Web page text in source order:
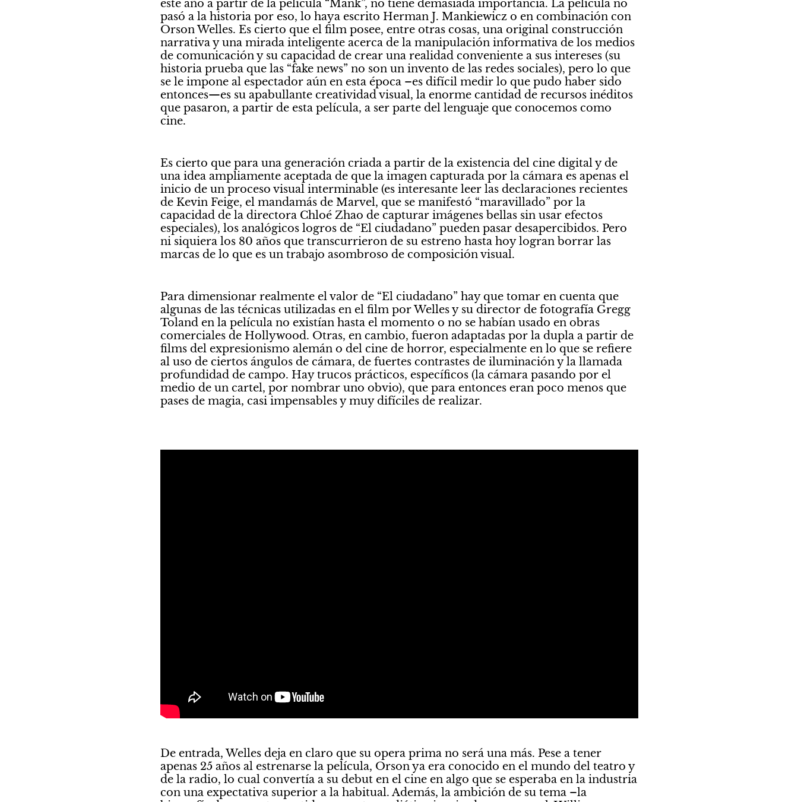
este año a partir de la película “Mank”, no tiene demasiada importancia. La película no
pasó a la historia por eso, lo haya escrito Herman J. Mankiewicz o en combinación con
Orson Welles. Es cierto que el film posee, entre otras cosas, una original construcción
narrativa y una mirada inteligente acerca de la manipulación informativa de los medios
de comunicación y su capacidad de crear una realidad conveniente a sus intereses (su
historia prueba que las “fake news” no son un invento de las redes sociales), pero lo que
se le impone al espectador aún en esta época –es difícil medir lo que pudo haber sido
entonces—es su apabullante creatividad visual, la enorme cantidad de recursos inéditos
que pasaron, a partir de esta película, a ser parte del lenguaje que conocemos como
cine.
Es cierto que para una generación criada a partir de la existencia del cine digital y de
una idea ampliamente aceptada de que la imagen capturada por la cámara es apenas el
inicio de un proceso visual interminable (es interesante leer las declaraciones recientes
de Kevin Feige, el mandamás de Marvel, que se manifestó “maravillado” por la
capacidad de la directora Chloé Zhao de capturar imágenes bellas sin usar efectos
especiales), los analógicos logros de “El ciudadano” pueden pasar desapercibidos. Pero
ni siquiera los 80 años que transcurrieron de su estreno hasta hoy logran borrar las
marcas de lo que es un trabajo asombroso de composición visual.
Para dimensionar realmente el valor de “El ciudadano” hay que tomar en cuenta que
algunas de las técnicas utilizadas en el film por Welles y su director de fotografía Gregg
Toland en la película no existían hasta el momento o no se habían usado en obras
comerciales de Hollywood. Otras, en cambio, fueron adaptadas por la dupla a partir de
films del expresionismo alemán o del cine de horror, especialmente en lo que se refiere
al uso de ciertos ángulos de cámara, de fuertes contrastes de iluminación y la llamada
profundidad de campo. Hay trucos prácticos, específicos (la cámara pasando por el
medio de un cartel, por nombrar uno obvio), que para entonces eran poco menos que
pases de magia, casi impensables y muy difíciles de realizar.
De entrada, Welles deja en claro que su opera prima no será una más. Pese a tener
apenas 25 años al estrenarse la película, Orson ya era conocido en el mundo del teatro y
de la radio, lo cual convertía a su debut en el cine en algo que se esperaba en la industria
con una expectativa superior a la habitual. Además, la ambición de su tema –la